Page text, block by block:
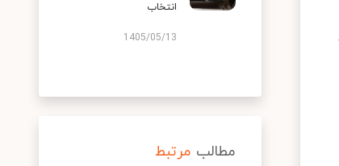
انتخاب
1405/05/13
مطالب مرتبط